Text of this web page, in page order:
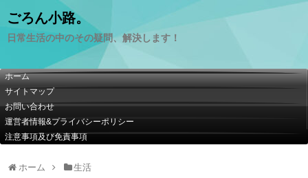
ごろん小路。
日常生活の中のその疑問、解決します！
ホーム
サイトマップ
お問い合わせ
運営者情報&プライバシーポリシー
注意事項及び免責事項
ホーム 生活